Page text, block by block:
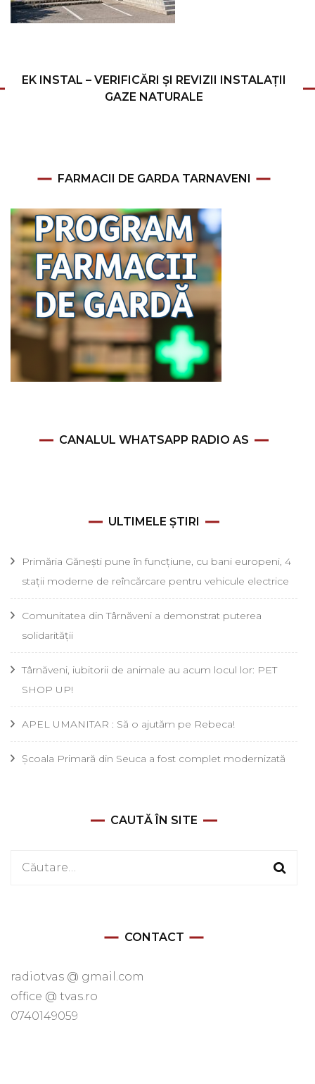
EK INSTAL – VERIFICĂRI ȘI REVIZII INSTALAȚII
GAZE NATURALE
FARMACII DE GARDA TARNAVENI
CANALUL WHATSAPP RADIO AS
ULTIMELE ȘTIRI
Primăria Gănești pune în funcțiune, cu bani europeni, 4
stații moderne de reîncărcare pentru vehicule electrice
Comunitatea din Târnăveni a demonstrat puterea
solidarității
Târnăveni, iubitorii de animale au acum locul lor: PET
SHOP UP!
APEL UMANITAR : Să o ajutăm pe Rebeca!
Școala Primară din Seuca a fost complet modernizată
CAUTĂ ÎN SITE
Caută
CONTACT
radiotvas @ gmail.com
office @ tvas.ro
0740149059